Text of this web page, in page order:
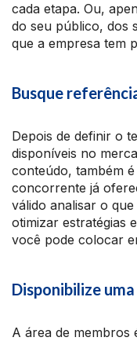
cada etapa. Ou,
do seu público, dos
que a empresa tem
Busque
Depois de definir o
disponíveis no
conteúdo, também
concorrente já
válido analisar o
otimizar estratégias
você pode colocar
Disponibilize
A área de membros